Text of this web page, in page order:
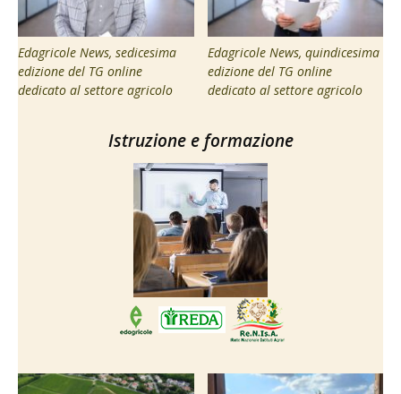
Edagricole News, sedicesima
edizione del TG online
dedicato al settore agricolo
Edagricole News, quindicesima
edizione del TG online
dedicato al settore agricolo
Istruzione e formazione